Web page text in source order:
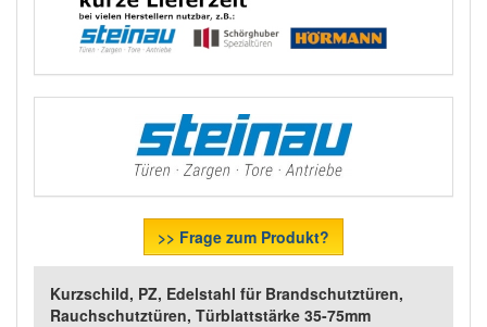
>> Frage zum Produkt?
Kurzschild, PZ, Edelstahl für Brandschutztüren,
Rauchschutztüren, Türblattstärke 35-75mm